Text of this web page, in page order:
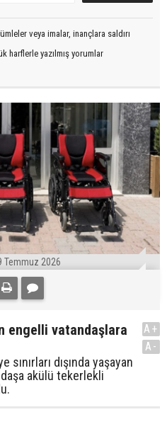
veya imalar, inançlara saldırı
harflerle yazılmış yorumlar
Temmuz 2026
engelli vatandaşlara
dışında yaşayan
akülü tekerlekli
A+
A-